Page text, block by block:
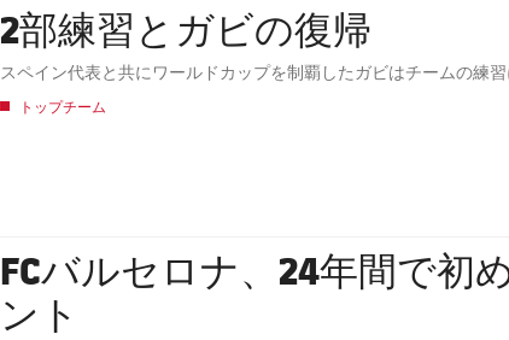
2部練習とガビの復帰
スペイン代表と共にワールドカップを制覇したガビはチームの練
トップチーム
FCバルセロナ、24年間で初
ント